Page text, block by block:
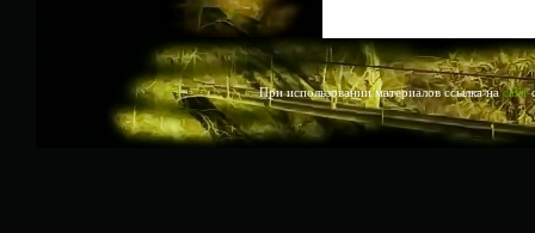
При использовании материалов ссылка насайт